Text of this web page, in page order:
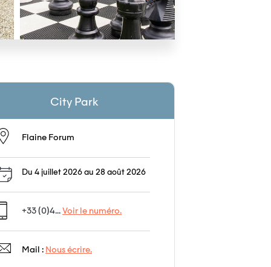
City Park
Flaine Forum
Du 4 juillet 2026 au 28 août 2026
+33 (0)4... Voir le numéro.
Mail : Nous écrire.